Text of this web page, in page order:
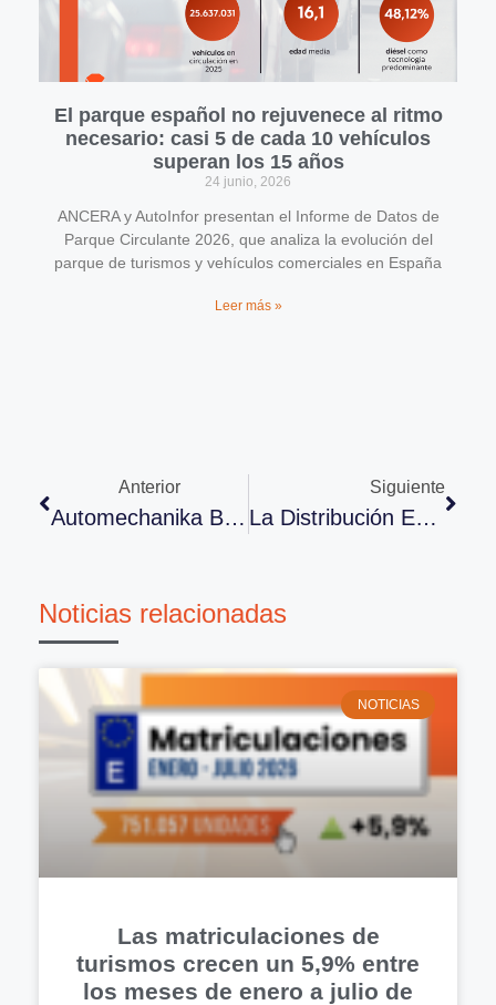
El parque español no rejuvenece al ritmo
necesario: casi 5 de cada 10 vehículos
superan los 15 años
24 junio, 2026
ANCERA y AutoInfor presentan el Informe de Datos de
Parque Circulante 2026, que analiza la evolución del
parque de turismos y vehículos comerciales en España
Leer más »
Anterior
Automechanika Buenos Aires Cierra Con 398 Expositores Y 29.802 Visitantes
Siguiente
La Distribución Es Representada En La CMG16
Noticias relacionadas
NOTICIAS
Las matriculaciones de
turismos crecen un 5,9% entre
los meses de enero a julio de